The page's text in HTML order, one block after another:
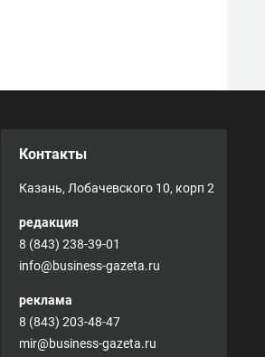
Контакты
Казань, Лобачевского 10, корп 2
редакция
8 (843) 238-39-01
info@business-gazeta.ru
реклама
8 (843) 203-48-47
mir@business-gazeta.ru